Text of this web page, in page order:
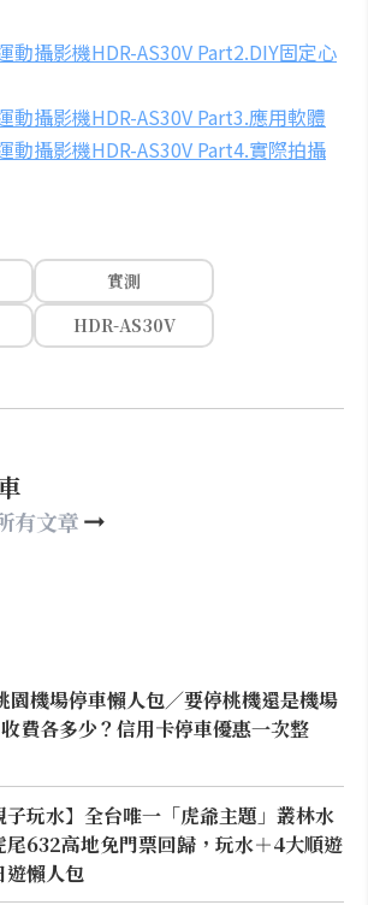
動攝影機HDR-AS30V Part2.DIY固定心
動攝影機HDR-AS30V Part3.應用軟體
動攝影機HDR-AS30V Part4.實際拍攝
實測
HDR-AS30V
有文章
園機場停車懶人包／要停桃機還是機場
費各多少？信用卡停車優惠一次整
子玩水】全台唯一「虎爺主題」叢林水
尾632高地免門票回歸，玩水＋4大順遊
遊懶人包